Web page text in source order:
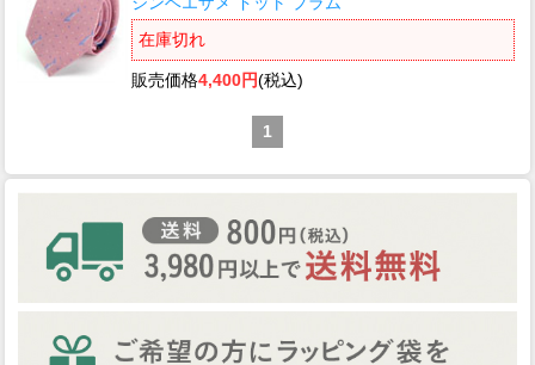
在庫切れ
販売価格4,400円(税込)
1